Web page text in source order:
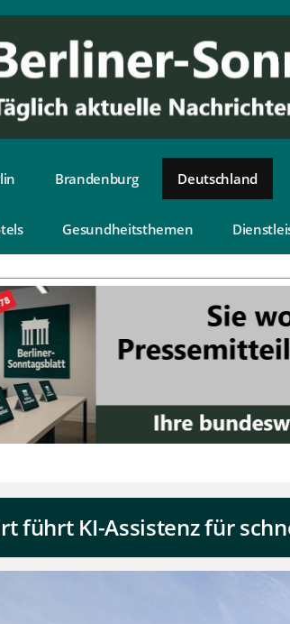
Brandenburg Deutschland
Gesundheitsthemen
führt KI-Assistenz für